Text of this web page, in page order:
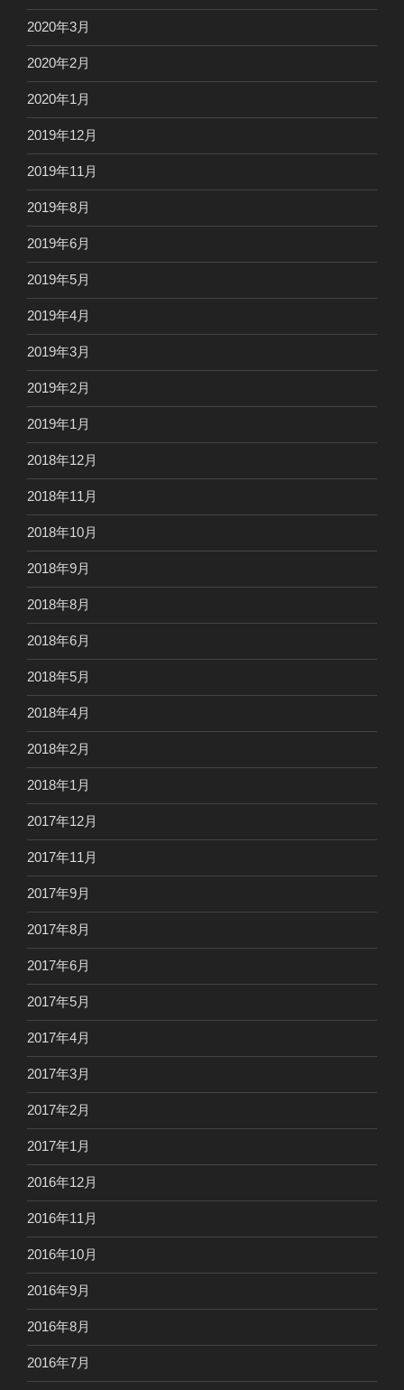
2020年3月
2020年2月
2020年1月
2019年12月
2019年11月
2019年8月
2019年6月
2019年5月
2019年4月
2019年3月
2019年2月
2019年1月
2018年12月
2018年11月
2018年10月
2018年9月
2018年8月
2018年6月
2018年5月
2018年4月
2018年2月
2018年1月
2017年12月
2017年11月
2017年9月
2017年8月
2017年6月
2017年5月
2017年4月
2017年3月
2017年2月
2017年1月
2016年12月
2016年11月
2016年10月
2016年9月
2016年8月
2016年7月